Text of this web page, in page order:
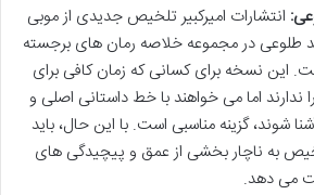
انتشارات امیرکبیر تلخیص جدیدی از موبی
طلوعی در مجموعه خلاصه رمان های برجسته
این نسخه برای کسانی که زمان کافی برای
ندارند اما می خواهند با خط داستانی اصلی و
شوند، گزینه مناسبی است. با این حال، باید
به ناچار بخشی از عمق و پیچیدگی های
می دهد.